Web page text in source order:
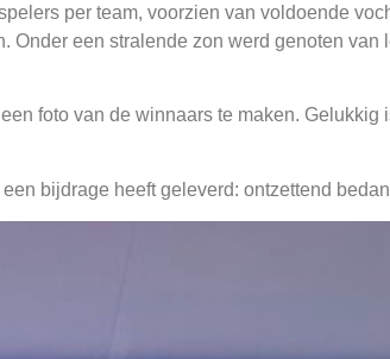
per team, voorzien van voldoende
een stralende zon werd genoten van
foto van de winnaars te maken. Gelukkig
bijdrage heeft geleverd: ontzettend